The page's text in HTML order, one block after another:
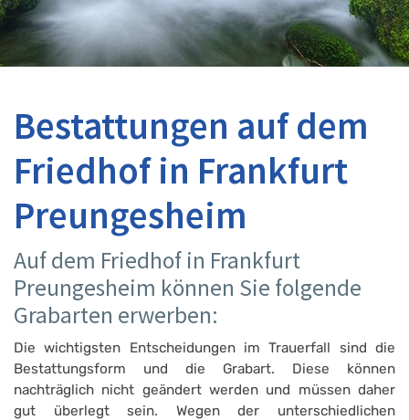
Bestattungen auf dem
Friedhof in Frankfurt
Preungesheim
Auf dem Friedhof in Frankfurt
Preungesheim können Sie folgende
Grabarten erwerben:
Die wichtigsten Entscheidungen im Trauerfall sind die
Bestattungsform und die Grabart. Diese können
nachträglich nicht geändert werden und müssen daher
gut überlegt sein. Wegen der unterschiedlichen